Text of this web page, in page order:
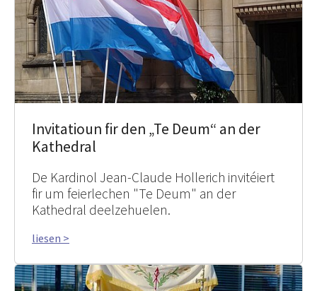
Invitatioun fir den „Te Deum“ an der
Kathedral
De Kardinol Jean-Claude Hollerich invitéiert
fir um feierlechen "Te Deum" an der
Kathedral deelzehuelen.
liesen >